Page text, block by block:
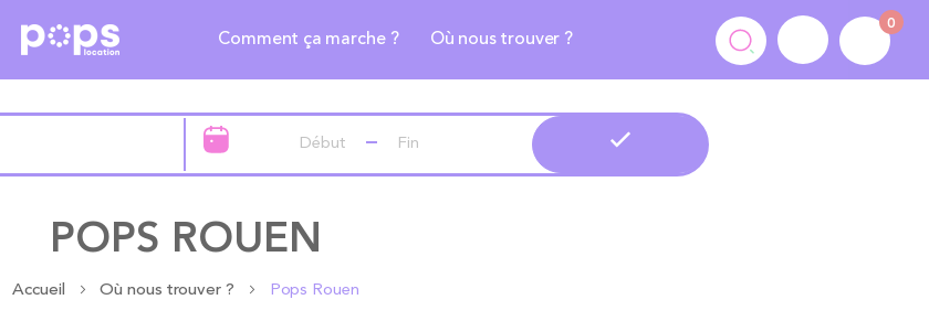
Comment ça marche ? Où nous trouver ?
0
POPS ROUEN
Accueil Où nous trouver ? Pops Rouen